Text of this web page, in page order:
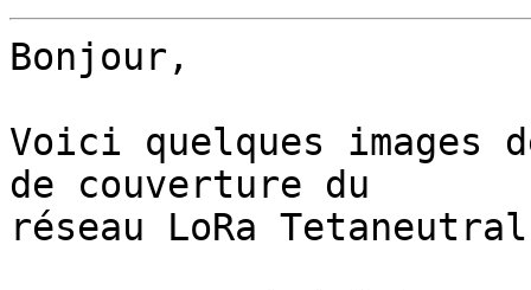
Bonjour,
Voici quelques
de couverture du
réseau LoRa